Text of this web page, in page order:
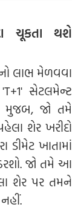
ચૂકતા થશે
લાભ મેળવવા
સેટલમેન્ટ
મુજબ, જો તમે
શેર ખરીદો
ડીમેટ ખાતામાં
જો તમે આ
શેર પર તમને